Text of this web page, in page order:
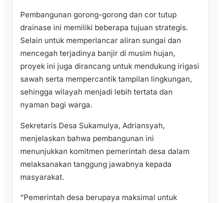
Pembangunan gorong-gorong dan cor tutup
drainase ini memiliki beberapa tujuan strategis.
Selain untuk memperlancar aliran sungai dan
mencegah terjadinya banjir di musim hujan,
proyek ini juga dirancang untuk mendukung irigasi
sawah serta mempercantik tampilan lingkungan,
sehingga wilayah menjadi lebih tertata dan
nyaman bagi warga.
Sekretaris Desa Sukamulya, Adriansyah,
menjelaskan bahwa pembangunan ini
menunjukkan komitmen pemerintah desa dalam
melaksanakan tanggung jawabnya kepada
masyarakat.
“Pemerintah desa berupaya maksimal untuk